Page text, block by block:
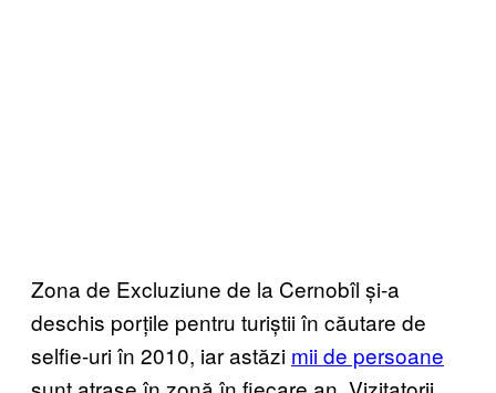
Zona de Excluziune de la Cernobîl și-a
deschis porțile pentru turiștii în căutare de
selfie-uri în 2010, iar astăzi mii de persoane